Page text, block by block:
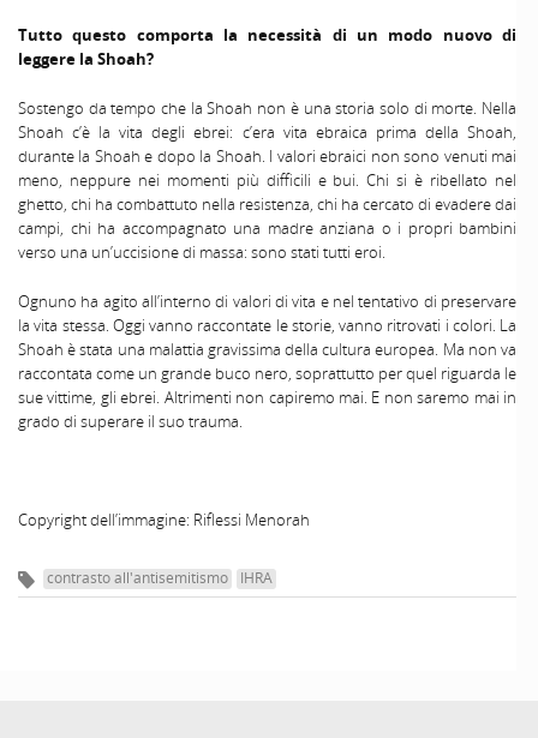
Tutto questo comporta la necessità di un modo nuovo di
leggere la Shoah?
Sostengo da tempo che la Shoah non è una storia solo di morte. Nella
Shoah c’è la vita degli ebrei: c’era vita ebraica prima della Shoah,
durante la Shoah e dopo la Shoah. I valori ebraici non sono venuti mai
meno, neppure nei momenti più difficili e bui. Chi si è ribellato nel
ghetto, chi ha combattuto nella resistenza, chi ha cercato di evadere dai
campi, chi ha accompagnato una madre anziana o i propri bambini
verso una un’uccisione di massa: sono stati tutti eroi.
Ognuno ha agito all’interno di valori di vita e nel tentativo di preservare
la vita stessa. Oggi vanno raccontate le storie, vanno ritrovati i colori. La
Shoah è stata una malattia gravissima della cultura europea. Ma non va
raccontata come un grande buco nero, soprattutto per quel riguarda le
sue vittime, gli ebrei. Altrimenti non capiremo mai. E non saremo mai in
grado di superare il suo trauma.
Copyright dell’immagine: Riflessi Menorah
contrasto all'antisemitismo IHRA